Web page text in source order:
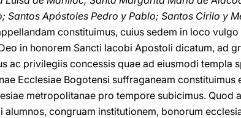
Santos Apóstoles Pedro y Pablo; Santos Cirilo y
constituimus, cuius sedem in loco
in honorem Sancti Iacobi Apostoli dicatum, ad
ac privilegiis concessis quae ad eiusmodi templa
Ecclesiae Bogotensi suffraganeam
metropolitanae pro tempore subicimus. Quod
alumnos, congruam institutionem, bonorum